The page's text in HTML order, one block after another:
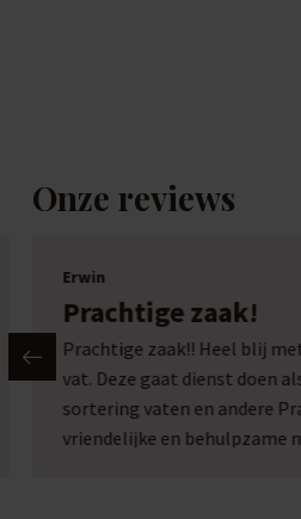
Onze reviews
Erwin
Prachtige zaak!
Prachtige zaak!! Heel blij
vat. Deze gaat dienst doen
sortering vaten en andere
vriendelijke en behulpzame